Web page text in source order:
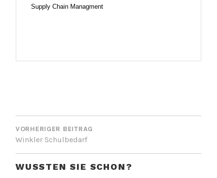
Supply Chain Managment
BEITRAGSNAVIGATION
VORHERIGER BEITRAG
Winkler Schulbedarf
WUSSTEN SIE SCHON?